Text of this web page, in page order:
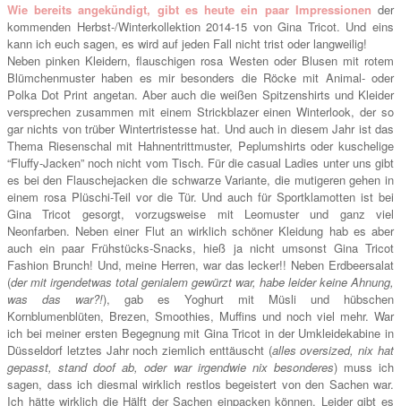
Wie bereits angekündigt, gibt es heute ein paar Impressionen der
kommenden Herbst-/Winterkollektion 2014-15 von Gina Tricot. Und eins
kann ich euch sagen, es wird auf jeden Fall nicht trist oder langweilig!
Neben pinken Kleidern, flauschigen rosa Westen oder Blusen mit rotem
Blümchenmuster haben es mir besonders die Röcke mit Animal- oder
Polka Dot Print angetan. Aber auch die weißen Spitzenshirts und Kleider
versprechen zusammen mit einem Strickblazer einen Winterlook, der so
gar nichts von trüber Wintertristesse hat. Und auch in diesem Jahr ist das
Thema Riesenschal mit Hahnentrittmuster, Peplumshirts oder kuschelige
“Fluffy-Jacken” noch nicht vom Tisch. Für die casual Ladies unter uns gibt
es bei den Flauschejacken die schwarze Variante, die mutigeren gehen in
einem rosa Plüschi-Teil vor die Tür. Und auch für Sportklamotten ist bei
Gina Tricot gesorgt, vorzugsweise mit Leomuster und ganz viel
Neonfarben. Neben einer Flut an wirklich schöner Kleidung hab es aber
auch ein paar Frühstücks-Snacks, hieß ja nicht umsonst Gina Tricot
Fashion Brunch! Und, meine Herren, war das lecker!! Neben Erdbeersalat
(der mit irgendetwas total genialem gewürzt war, habe leider keine Ahnung,
was das war?!), gab es Yoghurt mit Müsli und hübschen
Kornblumenblüten, Brezen, Smoothies, Muffins und noch viel mehr. War
ich bei meiner ersten Begegnung mit Gina Tricot in der Umkleidekabine in
Düsseldorf letztes Jahr noch ziemlich enttäuscht (alles oversized, nix hat
gepasst, stand doof ab, oder war irgendwie nix besonderes) muss ich
sagen, dass ich diesmal wirklich restlos begeistert von den Sachen war.
Ich hätte wirklich die Hälft der Sachen einpacken können. Leider gibt es